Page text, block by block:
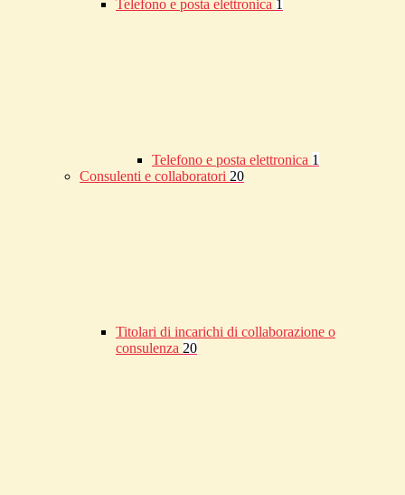
Telefono e posta elettronica 1
Telefono e posta elettronica 1
Consulenti e collaboratori 20
Titolari di incarichi di collaborazione o
consulenza 20